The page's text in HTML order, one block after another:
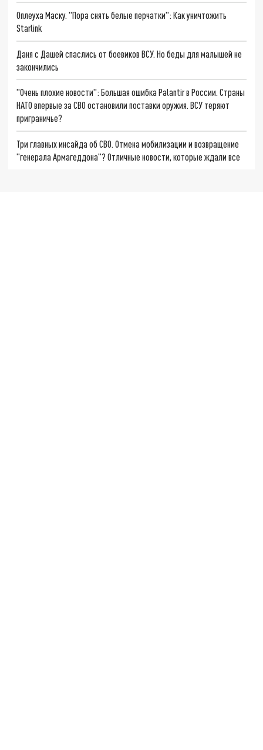
Оплеуха Маску. "Пора снять белые перчатки": Как уничтожить
Starlink
Даня с Дашей спаслись от боевиков ВСУ. Но беды для малышей не
закончились
"Очень плохие новости": Большая ошибка Palantir в России. Страны
НАТО впервые за СВО остановили поставки оружия. ВСУ теряют
приграничье?
Три главных инсайда об СВО. Отмена мобилизации и возвращение
"генерала Армагеддона"? Отличные новости, которые ждали все